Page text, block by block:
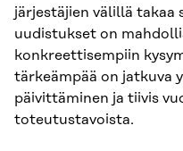
järjestäjien välillä takaa
uudistukset on
konkreettisempiin
tärkeämpää on jatkuva
päivittäminen ja tiivis
toteutustavoista.